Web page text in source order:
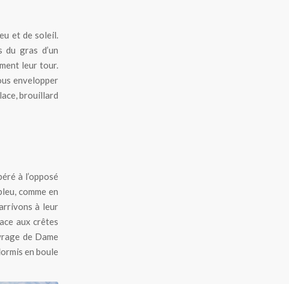
et de soleil.
du gras d’un
leur tour.
envelopper
brouillard
à l’opposé
comme en
à leur
aux crêtes
de Dame
en boule